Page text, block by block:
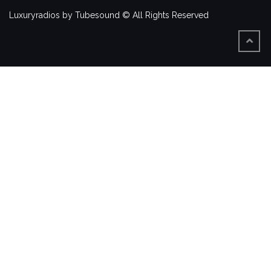
Luxuryradios by Tubesound © All Rights Reserved